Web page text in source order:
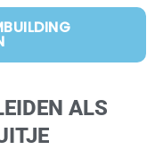
ALS